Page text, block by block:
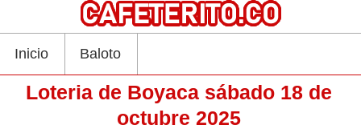
Inicio Baloto
Loteria de Boyaca sábado 18 de
octubre 2025